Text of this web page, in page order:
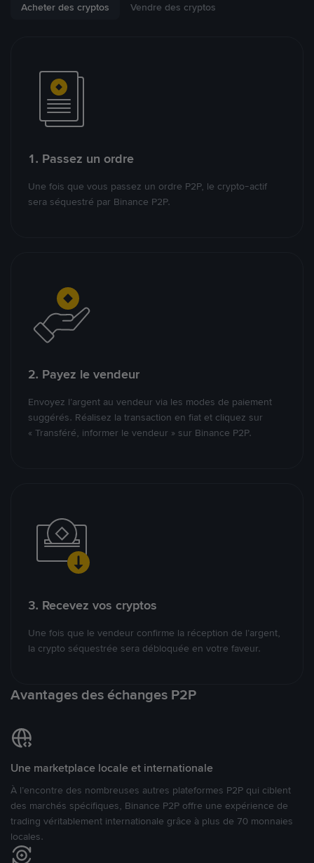
Acheter des cryptos Vendre des cryptos
1. Passez un ordre
Une fois que vous passez un ordre P2P, le crypto-actif
sera séquestré par Binance P2P.
2. Payez le vendeur
Envoyez l’argent au vendeur via les modes de paiement
suggérés. Réalisez la transaction en fiat et cliquez sur
« Transféré, informer le vendeur » sur Binance P2P.
3. Recevez vos cryptos
Une fois que le vendeur confirme la réception de l’argent,
la crypto séquestrée sera débloquée en votre faveur.
Avantages des échanges P2P
Une marketplace locale et internationale
À l’encontre des nombreuses autres plateformes P2P qui ciblent
des marchés spécifiques, Binance P2P offre une expérience de
trading véritablement internationale grâce à plus de 70 monnaies
locales.